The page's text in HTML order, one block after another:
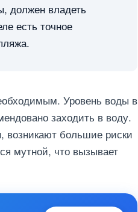
должен владеть
есть точное
Уровень воды в
заходить в воду.
возникают большие риски
мутной, что вызывает